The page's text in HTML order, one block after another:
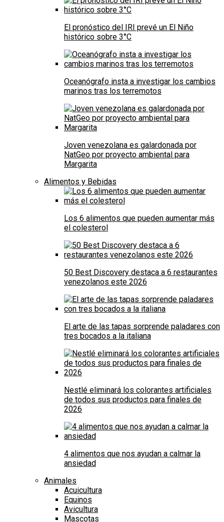
El pronóstico del IRI prevé un El Niño
histórico sobre 3°C
Oceanógrafo insta a investigar los cambios
marinos tras los terremotos
Joven venezolana es galardonada por
NatGeo por proyecto ambiental para
Margarita
Alimentos y Bebidas
Los 6 alimentos que pueden aumentar más
el colesterol
50 Best Discovery destaca a 6 restaurantes
venezolanos este 2026
El arte de las tapas sorprende paladares con
tres bocados a la italiana
Nestlé eliminará los colorantes artificiales
de todos sus productos para finales de
2026
4 alimentos que nos ayudan a calmar la
ansiedad
Animales
Acuicultura
Equinos
Avicultura
Mascotas